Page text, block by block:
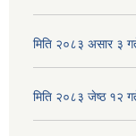
मिति २०८३ असार ३
मिति २०८३ जेष्ठ १२